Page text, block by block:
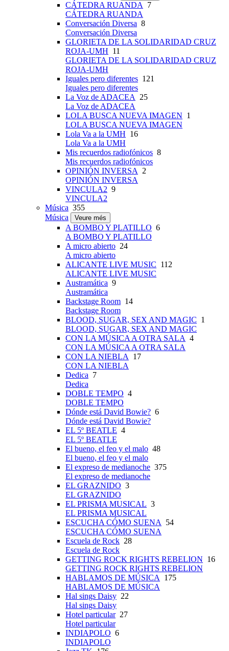
CÁTEDRA RUANDA
7
CÁTEDRA RUANDA
Conversación Diversa 8
Conversación Diversa
GLORIETA DE LA SOLIDARIDAD CRUZ
ROJA-UMH 11
GLORIETA DE LA SOLIDARIDAD CRUZ
ROJA-UMH
Iguales pero diferentes 121
Iguales pero diferentes
La Voz de ADACEA
25
La Voz de ADACEA
LOLA BUSCA NUEVA IMAGEN 1
LOLA BUSCA NUEVA IMAGEN
Lola Va a la UMH 16
Lola Va a la UMH
Mis recuerdos radiofónicos 8
Mis recuerdos radiofónicos
OPINIÓN INVERSA
2
OPINIÓN INVERSA
VINCULA2 9
VINCULA2
Música 355
Música
Veure més
A BOMBO Y PLATILLO 6
A BOMBO Y PLATILLO
A micro abierto 24
A micro abierto
ALICANTE LIVE MUSIC 112
ALICANTE LIVE MUSIC
Austramática 9
Austramática
Backstage Room 14
Backstage Room
BLOOD, SUGAR, SEX AND MAGIC 1
BLOOD, SUGAR, SEX AND MAGIC
CON LA MÚSICA A OTRA SALA 4
CON LA MÚSICA A OTRA SALA
CON LA NIEBLA
17
CON LA NIEBLA
Dedica 7
Dedica
DOBLE TEMPO 4
DOBLE TEMPO
Dónde está David Bowie? 6
Dónde está David Bowie?
EL 5º BEATLE 4
EL 5º BEATLE
El bueno, el feo y el malo 48
El bueno, el feo y el malo
El expreso de medianoche 375
El expreso de medianoche
EL GRAZNIDO 3
EL GRAZNIDO
EL PRISMA MUSICAL 3
EL PRISMA MUSICAL
ESCUCHA CÓMO SUENA
54
ESCUCHA CÓMO SUENA
Escuela de Rock 28
Escuela de Rock
GETTING ROCK RIGHTS REBELION 16
GETTING ROCK RIGHTS REBELION
HABLAMOS DE MÚSICA
175
HABLAMOS DE MÚSICA
Hal sings Daisy 22
Hal sings Daisy
Hotel particular27
Hotel particular
INDIAPOLO 6
INDIAPOLO